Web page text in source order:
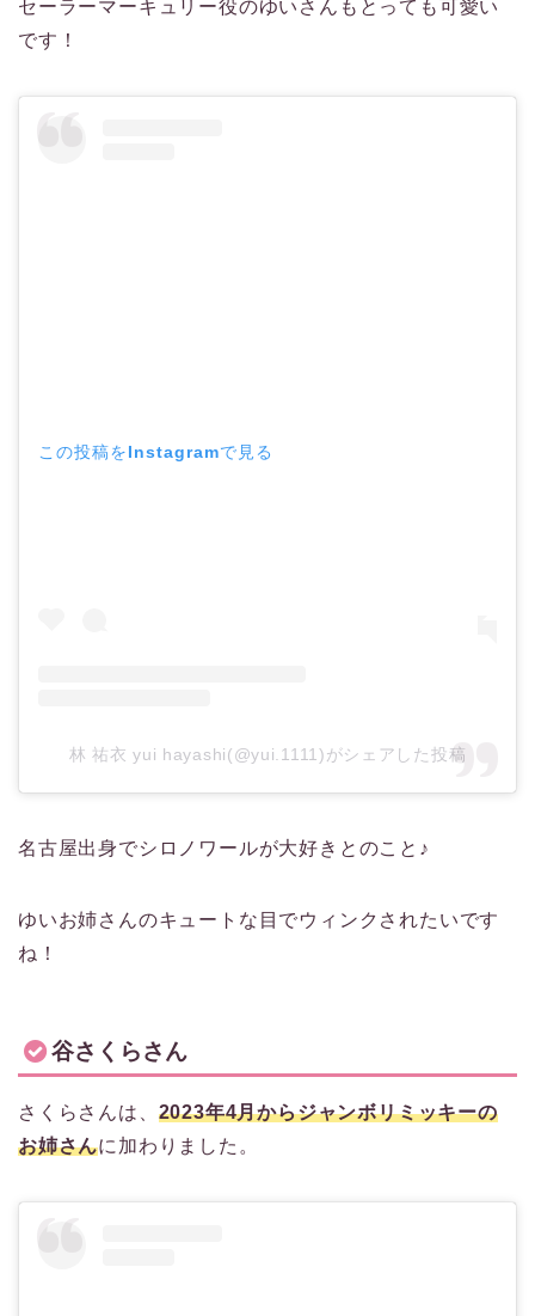
セーラーマーキュリー役のゆいさんもとっても可愛い
です！
この投稿をInstagramで見る
林 祐衣 yui hayashi(@yui.1111)がシェアした投稿
名古屋出身でシロノワールが大好きとのこと♪
ゆいお姉さんのキュートな目でウィンクされたいです
ね！
谷さくらさん
さくらさんは、 2023年4月からジャンボリミッキーの
お姉さんに加わりました。